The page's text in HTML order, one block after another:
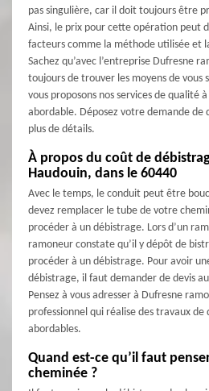
pas singulière, car il doit toujours être
Ainsi, le prix pour cette opération peut
facteurs comme la méthode utilisée et
Sachez qu’avec l’entreprise Dufresne
toujours de trouver les moyens de vous
vous proposons nos services de qualité
abordable. Déposez votre demande de
plus de détails.
À propos du coût de
Haudouin, dans le 60440
Avec le temps, le conduit peut être
devez remplacer le tube de votre
procéder à un débistrage. Lors d’un
ramoneur constate qu’il y dépôt de
procéder à un débistrage. Pour avoir
débistrage, il faut demander de devis
Pensez à vous adresser à Dufresne
professionnel qui réalise des travaux de
abordables.
Quand est-ce qu’il faut
cheminée ?